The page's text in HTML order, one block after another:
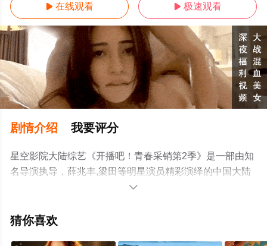
 在线观看  极速观看
剧情介绍 我要评分
星空影院大陆综艺《开播吧！青春采销第2季》是一部由知
名导演执导，薛兆丰,梁田等明星演员精彩演绎的中国大陆
综艺，手机免费观看高清无删减完整版综艺节目就上星空
网等平台了解。

猜你喜欢